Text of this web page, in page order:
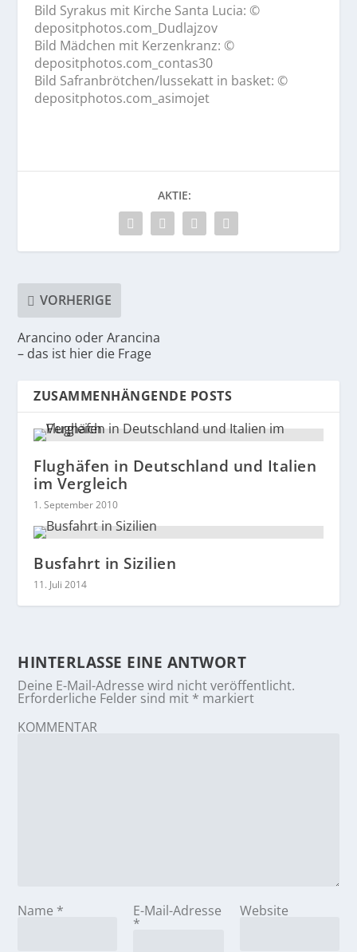
Bild Syrakus mit Kirche Santa Lucia: ©
depositphotos.com_Dudlajzov
Bild Mädchen mit Kerzenkranz: ©
depositphotos.com_contas30
Bild Safranbrötchen/lussekatt in basket: ©
depositphotos.com_asimojet
AKTIE:
VORHERIGE
Arancino oder Arancina
– das ist hier die Frage
ZUSAMMENHÄNGENDE POSTS
Flughäfen in Deutschland und Italien
im Vergleich
1. September 2010
Busfahrt in Sizilien
11. Juli 2014
HINTERLASSE EINE ANTWORT
Deine E-Mail-Adresse wird nicht veröffentlicht.
Erforderliche Felder sind mit * markiert
KOMMENTAR
Name * E-Mail-Adresse
*
Website